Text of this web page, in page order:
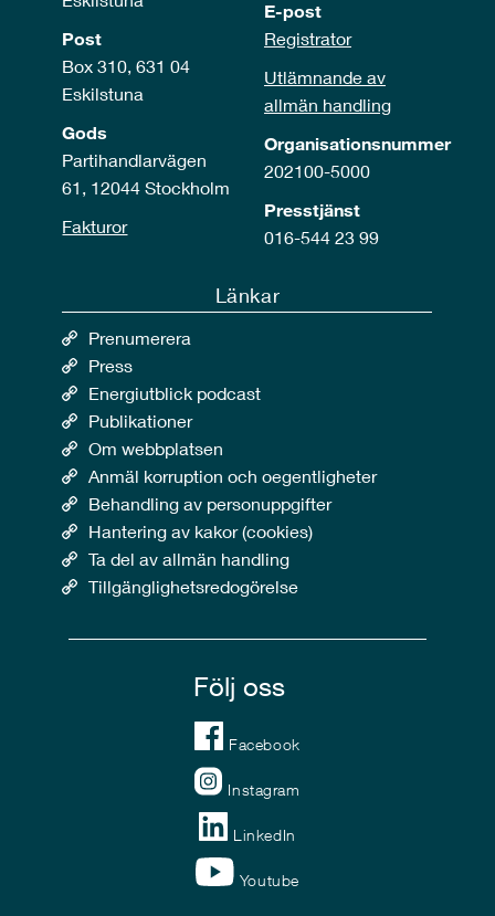
Post
Box 310, 631 04
Eskilstuna
Gods
Partihandlarvägen
61, 12044 Stockholm
Fakturor
E-post
Registrator
Utlämnande av
allmän handling
Organisationsnummer
202100-5000
Presstjänst
016-544 23 99
Länkar
Prenumerera
Press
Energiutblick podcast
Publikationer
Om webbplatsen
Anmäl korruption och oegentligheter
Behandling av personuppgifter
Hantering av kakor (cookies)
Ta del av allmän handling
Tillgänglighetsredogörelse
Följ oss
Facebook
Instagram
LinkedIn
Youtube